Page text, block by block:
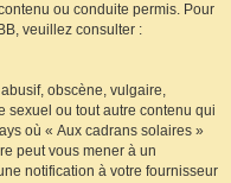
ou conduite permis. Pour
veuillez consulter :
obscène, vulgaire,
sexuel ou tout autre contenu qui
où « Aux cadrans solaires »
peut vous mener à un
notification à votre fournisseur